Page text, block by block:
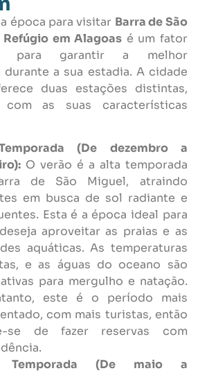
época para visitar Barra de São
Refúgio em Alagoas é um fator
para garantir a melhor
durante a sua estadia. A cidade
duas estações distintas,
com as suas características
(De dezembro a
O verão é a alta temporada
de São Miguel, atraindo
em busca de sol radiante e
Esta é a época ideal para
aproveitar as praias e as
aquáticas. As temperaturas
e as águas do oceano são
para mergulho e natação.
este é o período mais
com mais turistas, então
se de fazer reservas com
Temporada (De maio a